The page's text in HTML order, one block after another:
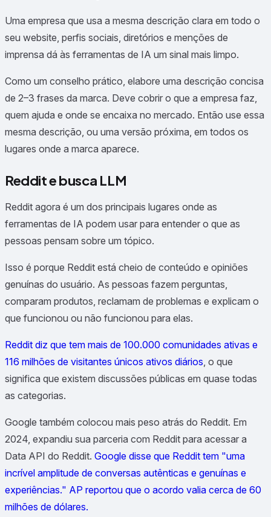
Uma empresa que usa a mesma descrição clara em todo o
seu website, perfis sociais, diretórios e menções de
imprensa dá às ferramentas de IA um sinal mais limpo.
Como um conselho prático, elabore uma descrição concisa
de 2–3 frases da marca. Deve cobrir o que a empresa faz,
quem ajuda e onde se encaixa no mercado. Então use essa
mesma descrição, ou uma versão próxima, em todos os
lugares onde a marca aparece.
Reddit e busca LLM
Reddit agora é um dos principais lugares onde as
ferramentas de IA podem usar para entender o que as
pessoas pensam sobre um tópico.
Isso é porque Reddit está cheio de conteúdo e opiniões
genuínas do usuário. As pessoas fazem perguntas,
comparam produtos, reclamam de problemas e explicam o
que funcionou ou não funcionou para elas.
Reddit diz que tem mais de 100.000 comunidades ativas e
116 milhões de visitantes únicos ativos diários, o que
significa que existem discussões públicas em quase todas
as categorias.
Google também colocou mais peso atrás do Reddit. Em
2024, expandiu sua parceria com Reddit para acessar a
Data API do Reddit. Google disse que Reddit tem "uma
incrível amplitude de conversas autênticas e genuínas e
experiências." AP reportou que o acordo valia cerca de 60
milhões de dólares.